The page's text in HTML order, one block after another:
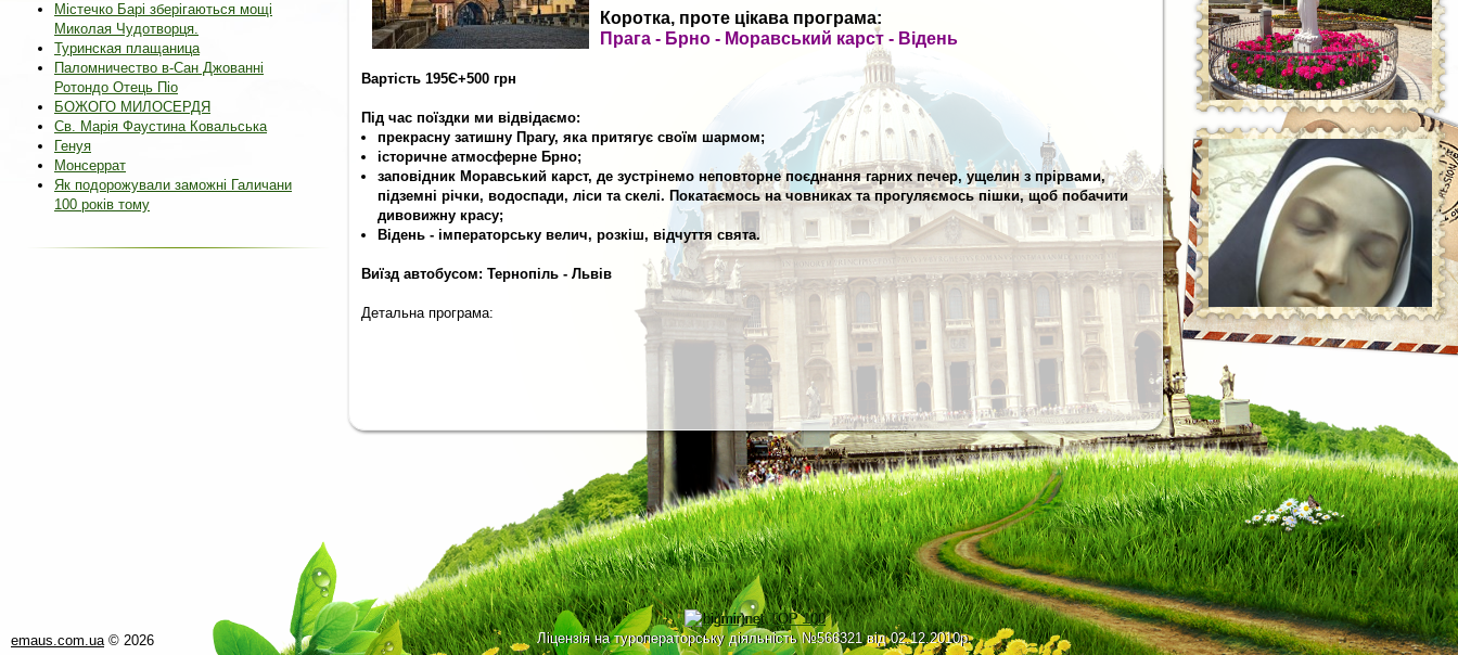
Коротка, проте цікава програма:
Прага - Брно - Моравський карст - Відень
Вартість 195Є+500 грн
Під час поїздки ми відвідаємо:
прекрасну затишну Прагу, яка притягує своїм шармом;
історичне атмосферне Брно;
заповідник Моравський карст, де зустрінемо неповторне поєднання гарних печер, ущелин з прірвами,
підземні річки, водоспади, ліси та скелі. Покатаємось на човниках та прогуляємось пішки, щоб побачити
дивовижну красу;
Відень - імператорську велич, розкіш, відчуття свята.
Виїзд автобусом: Тернопіль - Львів
Детальна програма:
Містечко Барі зберігаються мощі
Миколая Чудотворця.
Туринская плащаница
Паломничество в-Сан Джованні
Ротондо Отець Піо
БОЖОГО МИЛОСЕРДЯ
Св. Марія Фаустина Ковальська
Генуя
Монсеррат
Як подорожували заможні Галичани
100 років тому
emaus.com.ua© 2026 Ліцензія на туроператорську діяльність №566321 від 02.12.2010р.